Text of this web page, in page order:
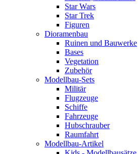
Star Wars
Star Trek
Figuren
Dioramenbau
Ruinen und Bauwerke
Bases
Vegetation
Zubehör
Modellbau-Sets
Militär
Flugzeuge
Schiffe
Fahrzeuge
Hubschrauber
Raumfahrt
Modellbau-Artikel